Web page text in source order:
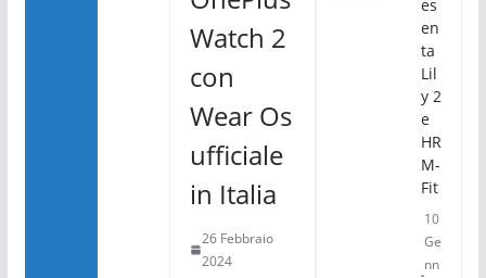
Watch 2
con
Wear Os
ufficiale
in Italia
26 Febbraio
2024
es
en
ta
Lil
y 2
e
HR
M-
Fit
10
Ge
nn